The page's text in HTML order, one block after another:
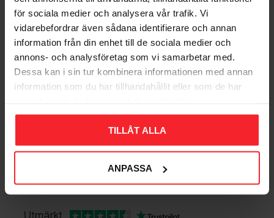
för sociala medier och analysera vår trafik. Vi
vidarebefordrar även sådana identifierare och annan
information från din enhet till de sociala medier och
annons- och analysföretag som vi samarbetar med.
Dessa kan i sin tur kombinera informationen med annan
information som du har tillhandahållit eller som de har
TILLÅT ALLA
ANPASSA
Bedømmelser
Dig
Bliv den første, der giver en bedømmelse.